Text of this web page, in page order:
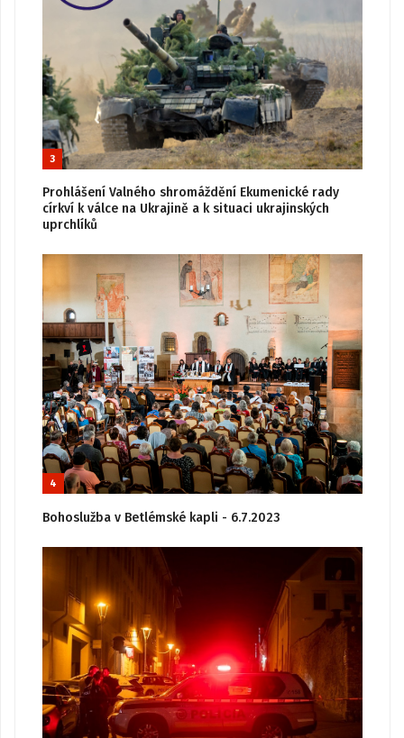
3
Prohlášení Valného shromáždění Ekumenické rady
církví k válce na Ukrajině a k situaci ukrajinských
uprchlíků
4
Bohoslužba v Betlémské kapli - 6.7.2023